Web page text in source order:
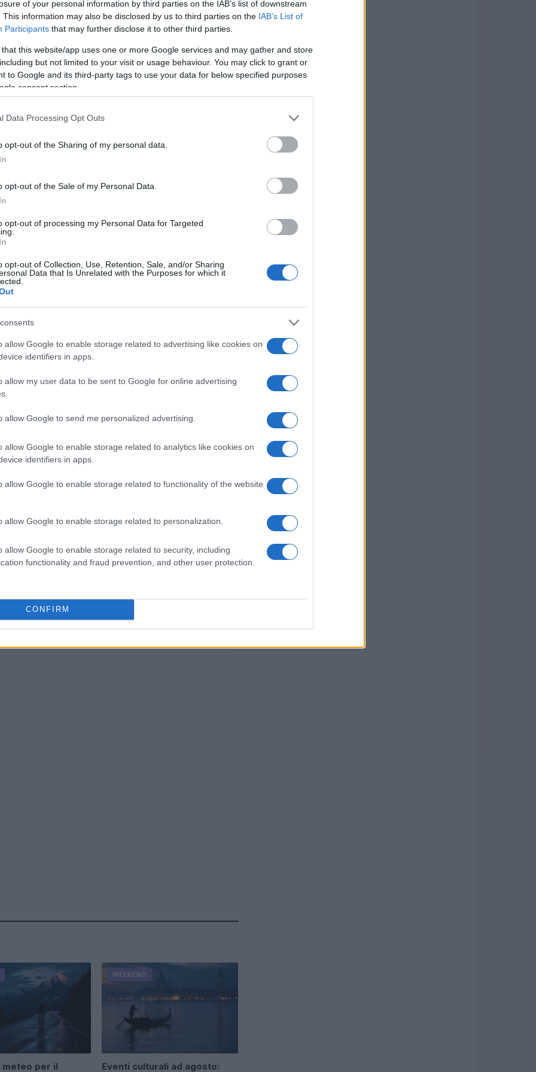
of your personal information by third parties on the IAB’s list of downstream
This information may also be disclosed by us to third parties on the IAB’s List of
Participants that may further disclose it to other third parties.
that this website/app uses one or more Google services and may gather and store
but not limited to your visit or usage behaviour. You may click to grant or
to Google and its third-party tags to use your data for below specified purposes
consent section.
Data Processing Opt Outs
opt-out of the Sharing of my personal data.
opt-out of the Sale of my Personal Data.
opt-out of processing my Personal Data for Targeted
opt-out of Collection, Use, Retention, Sale, and/or Sharing
Data that Is Unrelated with the Purposes for which it
allow Google to enable storage related to advertising like cookies on
identifiers in apps.
allow my user data to be sent to Google for online advertising
allow Google to send me personalized advertising.
allow Google to enable storage related to analytics like cookies on
identifiers in apps.
allow Google to enable storage related to functionality of the website
allow Google to enable storage related to personalization.
allow Google to enable storage related to security, including
functionality and fraud prevention, and other user protection.
CONFIRM
cerca di salvare un’infiltrata della DEA.
due film che meritano di essere
e
una delusione amorosa, si rifugia nel mondo
supportato dai suoi amici. L’arrivo della
sopite, dando vita a situazioni comiche e
la storia di Bart e Vienna, due anime che si
potrebbero mettere a rischio la loro
di offrire una varietà di contenuti. Tra le
spessore come
la storia di una giovane donna costretta
sete di conoscenza. Inoltre, la commedia
e Jamie Lee Curtis promette di far ridere il
mancano nemmeno i film drammatici,
il coraggioso piano per eliminare uno dei più
meteo per il
WEEKEND
Eventi culturali ad agosto: